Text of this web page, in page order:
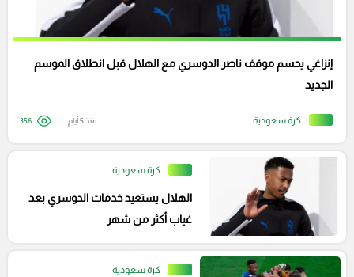
كرة سعودية
إنزاغي يحسم موقف ناصر الدوسري مع الهلال قبل انطلاق الموسم
الجديد
منذ 5 أيام 356
كرة سعودية
الهلال يستعيد خدمات الدوسري بعد
غياب أكثر من شهر
كرة سعودية